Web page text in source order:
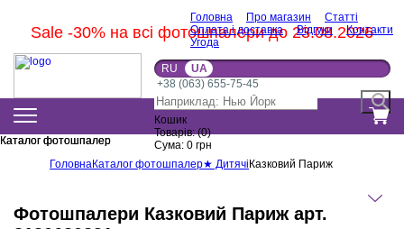
Sale -30% на всі фотошпалери до 23.08.2026
Головна Про магазин
Статті
Оплата і доставка
Відгуки
Контакти
Угода
RU
UA
+38 (063) 655-75-45
Кошик
Товарів:(0)
Сума: 0 грн
Каталог фотошпалер
Каталог фотошпалер
ГоловнаКаталог фотошпалер★ Дитячі Казковий Париж
Фотошпалери Казковий Париж арт.